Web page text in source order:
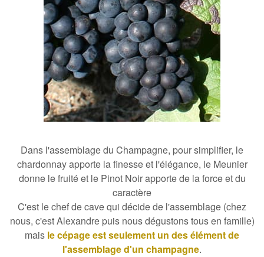
Dans l'assemblage du Champagne, pour simplifier, le
chardonnay apporte la finesse et l'élégance, le Meunier
donne lefruitéet le Pinot Noir apporte de la force et du
caractère
C'est le chef de cave qui décide de l'assemblage (chez
nous, c'estAlexandre puis nous dégustons tous en famille)
mais le cépage est seulement un des élément de
l'assemblage d'un champagne.